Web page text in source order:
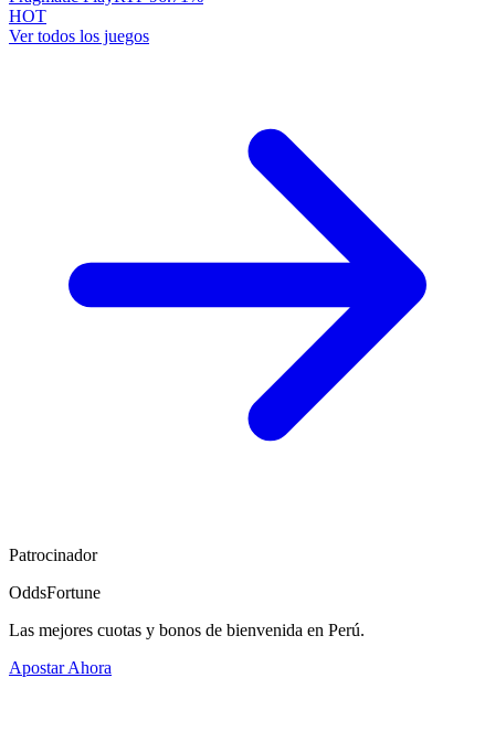
HOT
Ver todos los juegos
Patrocinador
OddsFortune
Las mejores cuotas y bonos de bienvenida en Perú.
Apostar Ahora